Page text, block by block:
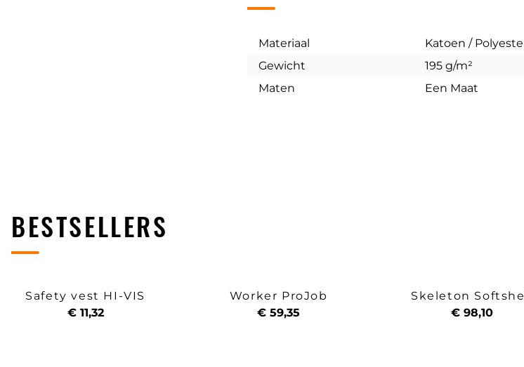
Materiaal
Katoen /
Gewicht
195 g/m²
Maten
Een Maat
BESTSELLERS
Safety vest HI-VIS
€ 11,32
Worker ProJob
€ 59,35
Skeleton
€ 98,10